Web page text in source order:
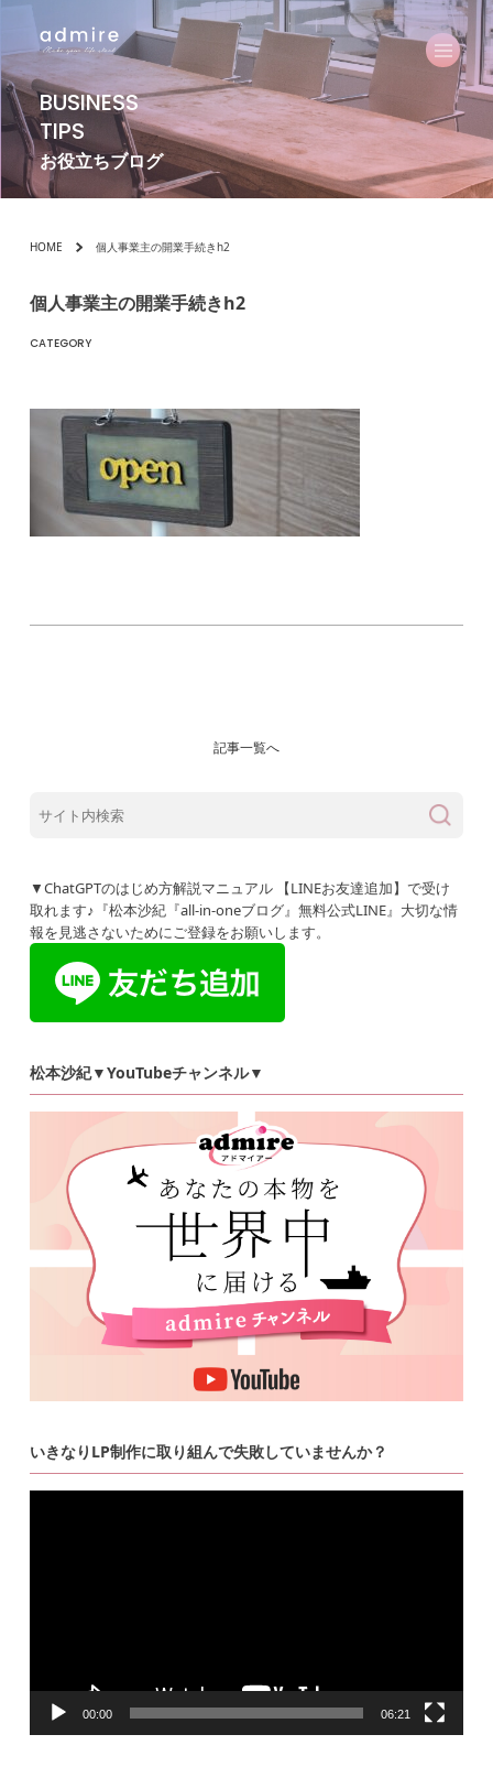
BUSINESS
TIPS
お役立ちブログ
HOME 個人事業主の開業手続きh2
個人事業主の開業手続きh2
CATEGORY
記事一覧へ
▼ChatGPTのはじめ方解説マニュアル 【LINEお友達追加】で受け
取れます♪『松本沙紀『all-in-oneブログ』無料公式LINE』大切な情
報を見逃さないためにご登録をお願いします。
松本沙紀▼YouTubeチャンネル▼
いきなりLP制作に取り組んで失敗していませんか？
動
00:00 06:21